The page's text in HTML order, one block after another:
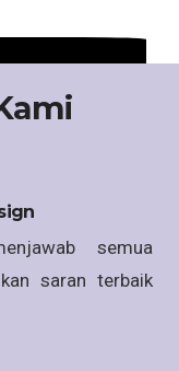
semua
saran terbaik